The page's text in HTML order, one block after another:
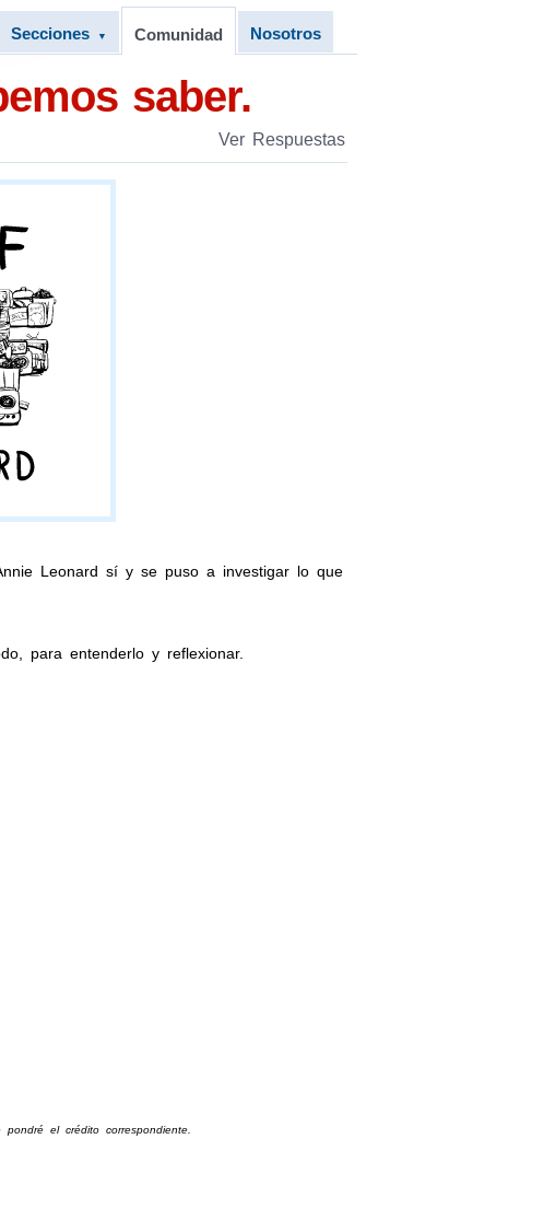
Secciones ▼ Comunidad Nosotros
saber.
Ver Respuestas
Leonard sí y se puso a investigar lo que
para entenderlo y reflexionar.
el crédito correspondiente.